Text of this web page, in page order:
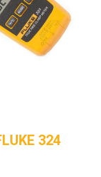
324